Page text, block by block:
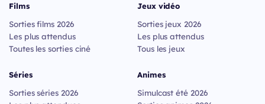
Films
Sorties films 2026
Les plus attendus
Toutes les sorties ciné
Séries
Sorties séries 2026
Jeux vidéo
Sorties jeux 2026
Les plus attendus
Tous les jeux
Animes
Simulcast été 2026